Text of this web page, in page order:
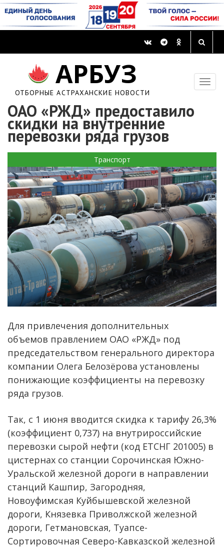
АРБУЗ
ОТБОРНЫЕ АСТРАХАНСКИЕ НОВОСТИ
ОАО «РЖД» предоставило
скидки на внутренние
перевозки ряда грузов
Транспорт
Для привлечения дополнительных
объемов правлением ОАО «РЖД» под
председательством генерального директора
компании Олега Белозёрова установлены
понижающие коэффициенты на перевозку
ряда грузов.
Так, с 1 июня вводится скидка к тарифу 26,3%
(коэффициент 0,737) на внутрироссийские
перевозки сырой нефти (код ЕТСНГ 201005) в
цистернах со станции Сорочинская Южно-
Уральской железной дороги в направлении
станций Кашпир, Загородняя,
Новоуфимская Куйбышевской железной
дороги, Князевка Приволжской железной
дороги, Гетмановская, Туапсе-
Сортировочная Северо-Кавказской железной